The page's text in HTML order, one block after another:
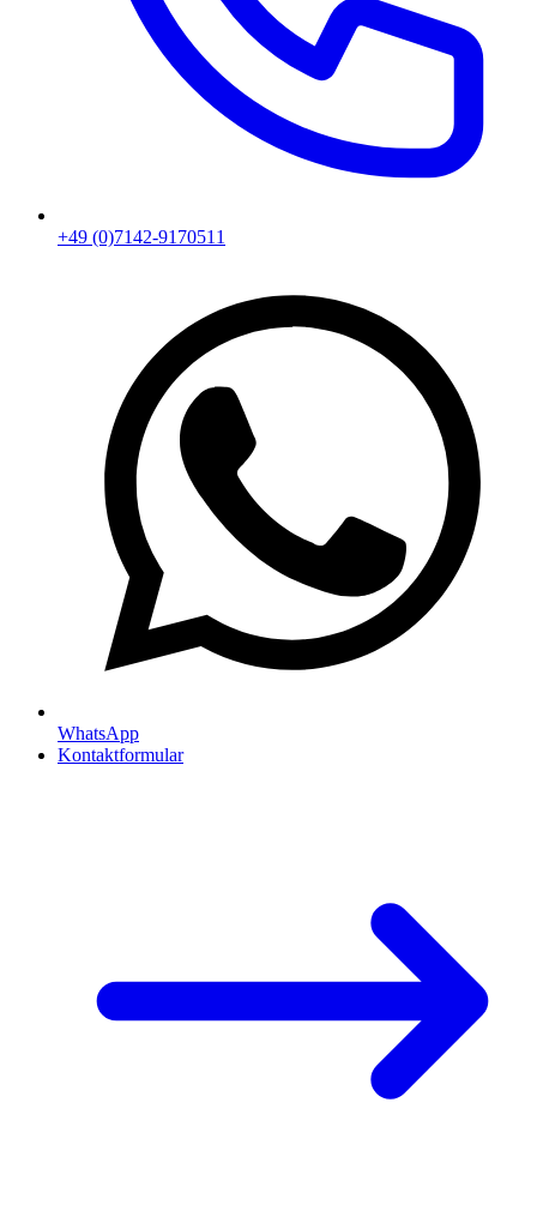
+49 (0)7142-9170511
WhatsApp
Kontaktformular